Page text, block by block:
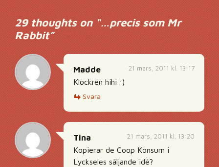
29 thoughts on “…precis som Mr
Rabbit”
21 mars, 2011 kl. 13:17
Madde
Klockren hihi :)
Svara
21 mars, 2011 kl. 13:20
Tina
Kopierar de Coop Konsum i
Lyckseles säljande idé?